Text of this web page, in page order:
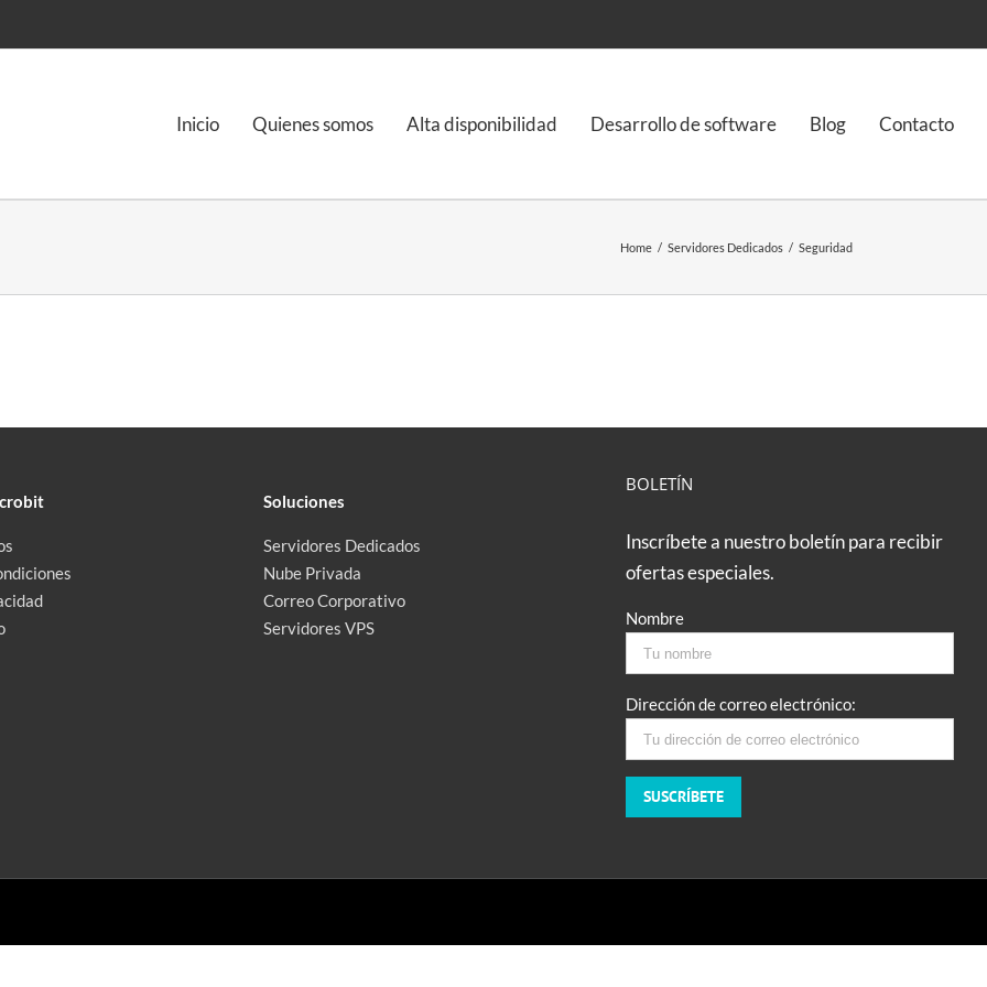
Inicio Quienes somos Alta disponibilidad Desarrollo de software Blog Contacto
Home / Servidores Dedicados / Seguridad
Soluciones
Servidores Dedicados
Nube Privada
Correo Corporativo
Servidores VPS
BOLETÍN
Inscríbete a nuestro boletín para recibir
ofertas especiales.
Nombre
Dirección de correo electrónico: